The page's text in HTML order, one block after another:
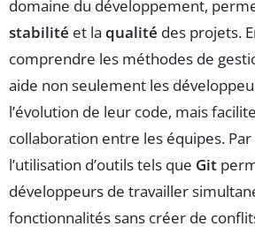
domaine du développement,
stabilité et la qualité des projets.
comprendre les méthodes de
aide non seulement les
l’évolution de leur code, mais
collaboration entre les équipes.
l’utilisation d’outils tels que Git
développeurs de travailler
fonctionnalités sans créer de